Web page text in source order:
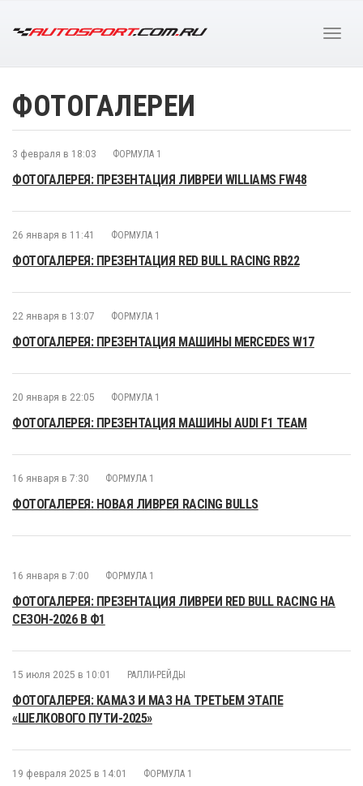
ФОТОГАЛЕРЕИ
3 февраля в 18:03 ФОРМУЛА 1
ФОТОГАЛЕРЕЯ: ПРЕЗЕНТАЦИЯ ЛИВРЕИ WILLIAMS FW48
26 января в 11:41 ФОРМУЛА 1
ФОТОГАЛЕРЕЯ: ПРЕЗЕНТАЦИЯ RED BULL RACING RB22
22 января в 13:07 ФОРМУЛА 1
ФОТОГАЛЕРЕЯ: ПРЕЗЕНТАЦИЯ МАШИНЫ MERCEDES W17
20 января в 22:05 ФОРМУЛА 1
ФОТОГАЛЕРЕЯ: ПРЕЗЕНТАЦИЯ МАШИНЫ AUDI F1 TEAM
16 января в 7:30 ФОРМУЛА 1
ФОТОГАЛЕРЕЯ: НОВАЯ ЛИВРЕЯ RACING BULLS
16 января в 7:00 ФОРМУЛА 1
ФОТОГАЛЕРЕЯ: ПРЕЗЕНТАЦИЯ ЛИВРЕИ RED BULL RACING НА
СЕЗОН-2026 В Ф1
15 июля 2025 в 10:01 РАЛЛИ-РЕЙДЫ
ФОТОГАЛЕРЕЯ: КАМАЗ И МАЗ НА ТРЕТЬЕМ ЭТАПЕ
«ШЕЛКОВОГО ПУТИ-2025»
19 февраля 2025 в 14:01 ФОРМУЛА 1